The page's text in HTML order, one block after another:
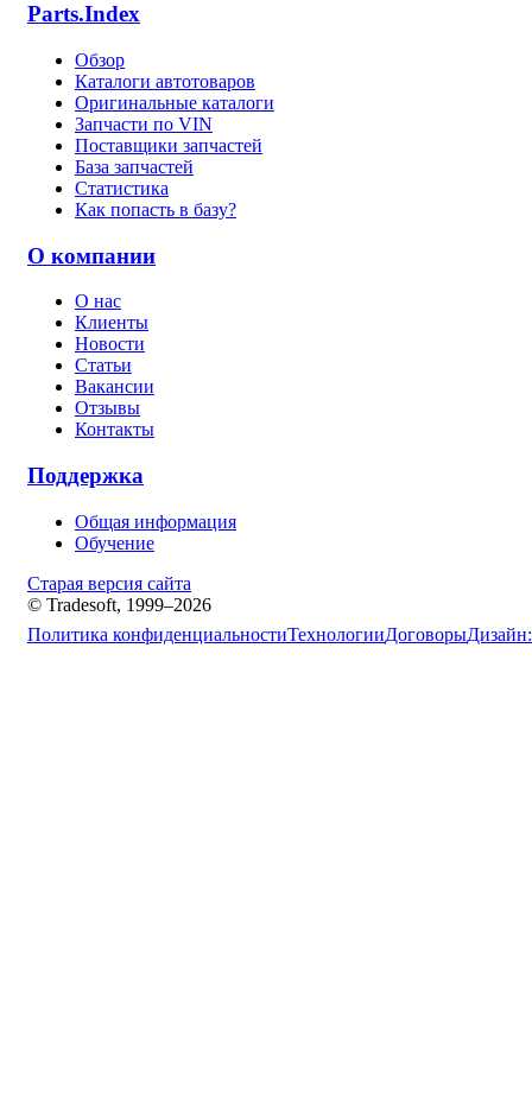
Parts.Index
Обзор
Каталоги автотоваров
Оригинальные каталоги
Запчасти по VIN
Поставщики запчастей
База запчастей
Статистика
Как попасть в базу?
О компании
О нас
Клиенты
Новости
Статьи
Вакансии
Отзывы
Контакты
Поддержка
Общая информация
Обучение
Старая версия сайта
© Tradesoft, 1999–2026
Политика конфиденциальностиТехнологииДоговорыДизайн: